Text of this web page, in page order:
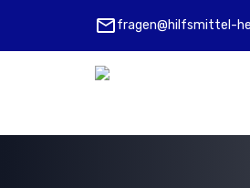
mailfragen@hilfsmittel-